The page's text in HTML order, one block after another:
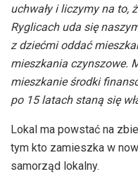
uchwały i liczymy na to,
Ryglicach uda się
z dziećmi oddać
mieszkania czynszowe.
mieszkanie środki
po 15 latach staną się
Lokal ma powstać na
tym kto zamieszka w
samorząd lokalny.